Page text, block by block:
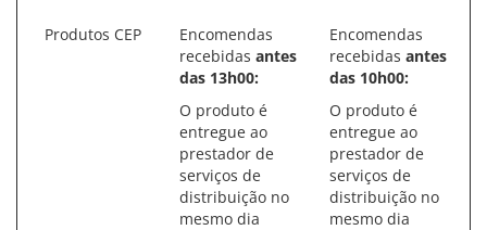
Produtos CEP
Encomendas
recebidas antes
das 13h00:
O produto é
entregue ao
prestador de
serviços de
distribuição no
mesmo dia
Encomendas
recebidas antes
das 10h00:
O produto é
entregue ao
prestador de
serviços de
distribuição no
mesmo dia